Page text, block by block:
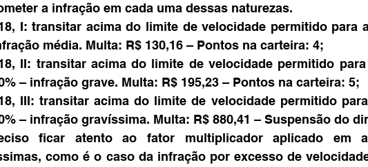
a infração em cada uma dessas naturezas.
I: transitar acima do limite de velocidade permitido para
média. Multa: R$ 130,16 – Pontos na carteira: 4;
II: transitar acima do limite de velocidade permitido
– infração grave. Multa: R$ 195,23 – Pontos na carteira: 5;
III: transitar acima do limite de velocidade permitido
– infração gravíssima. Multa: R$ 880,41 – Suspensão do
ficar atento ao fator multiplicador aplicado em
como é o caso da infração por excesso de